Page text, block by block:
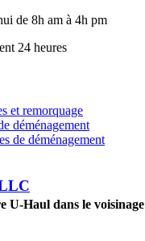
de 8h am à 4h pm
24 heures
et remorquage
déménagement
de déménagement
U-Haul dans le voisinage